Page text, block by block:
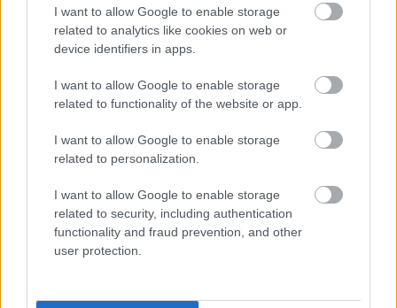
I want to allow Google to enable storage
related to analytics like cookies on web or
device identifiers in apps.
I want to allow Google to enable storage
related to functionality of the website or app.
I want to allow Google to enable storage
related to personalization.
I want to allow Google to enable storage
related to security, including authentication
functionality and fraud prevention, and other
user protection.
starú chalupu na
nepoznanie: Keď
že nie ste v Toskánsku
dokáže aj podpísať.
montovaný domček v
duchu tradícií